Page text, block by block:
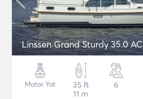
Linssen Grand Sturdy 35.0 AC
Motor Yat
35 ft
11 m
6